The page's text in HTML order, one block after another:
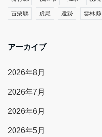
苗栗縣 虎尾 遺跡 雲林縣
アーカイブ
2026年8月
2026年7月
2026年6月
2026年5月